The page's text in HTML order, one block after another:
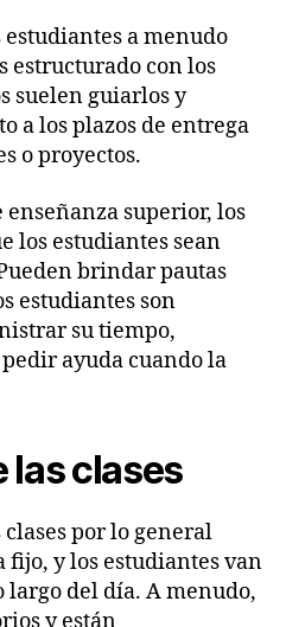
a menudo
estructurado con los
suelen guiarlos y
a los plazos de entrega
o proyectos.
superior, los
los estudiantes sean
brindar pautas
estudiantes son
su tiempo,
ayuda cuando la
las clases
por lo general
fijo, y los estudiantes van
largo del día. A menudo,